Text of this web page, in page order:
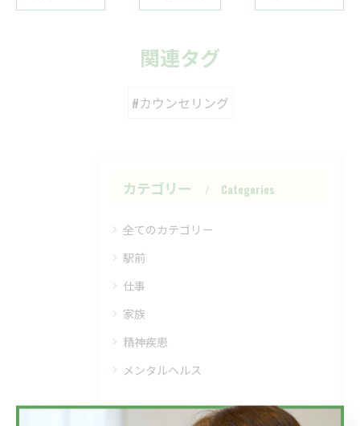
関連タグ
#カウンセリング
カテゴリー Categories
全てのカテゴリー
駅前
仕事
家族
精神疾患
メンタルヘルス